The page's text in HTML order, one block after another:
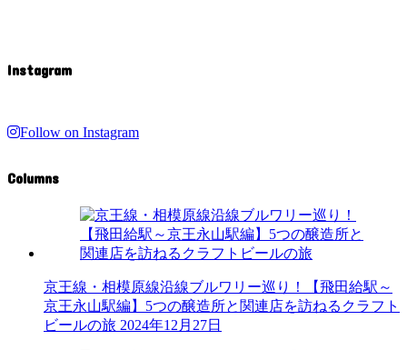
Instagram
Follow on Instagram
Columns
京王線・相模原線沿線ブルワリー巡り！【飛田給駅～
京王永山駅編】5つの醸造所と関連店を訪ねるクラフト
ビールの旅 2024年12月27日